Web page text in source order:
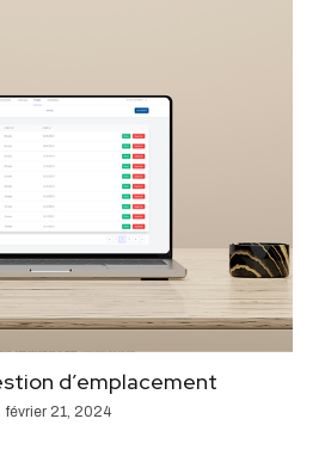
d’emplacement
février 21, 2024